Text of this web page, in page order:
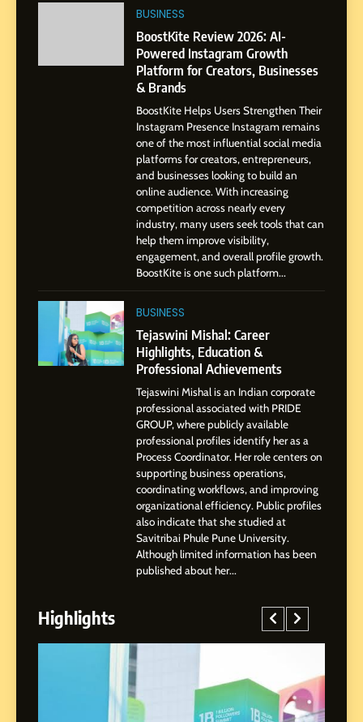
Professional Journey from
Pune to Dubai’s Business
Environment
SOCIAL MEDIA MANAGER
Dan Alexander: Crafting
Influence with Authenticity,
Storytelling, and Strategic
Presence
SOCIAL MEDIA INFLUENC
BoostKite Review 2026: AI-
Powered Instagram Growth
Platform for Creators,
Businesses & Brands
BUSINESS
Tejaswini Mishal: Career
Highlights, Education &
Professional Achievements
BUSINESS
Abhijit Mahankale: A
Professional Journey from
Shirdi to Dubai
SOCIAL MEDIA MANAGER
From Small Village to Dubai’s
Digital Landscape: The
Professional Rise of Rohit
SOCIAL MEDIA MANAGER
5
Chetna’s Journey: From a
SOCIAL MEDIA MANAGER
BUSINESS
BoostKite Review 2026: AI-
Powered Instagram Growth
Platform for Creators, Businesses
& Brands
BoostKite Helps Users Strengthen Their
Instagram Presence Instagram remains
one of the most influential social media
platforms for creators, entrepreneurs,
and businesses looking to build an
online audience. With increasing
competition across nearly every
industry, many users seek tools that can
help them improve visibility,
engagement, and overall profile growth.
BoostKite is one such platform...
BUSINESS
Tejaswini Mishal: Career
Highlights, Education &
Professional Achievements
Tejaswini Mishal is an Indian corporate
professional associated with PRIDE
GROUP, where publicly available
professional profiles identify her as a
Process Coordinator. Her role centers on
supporting business operations,
coordinating workflows, and improving
organizational efficiency. Public profiles
also indicate that she studied at
Savitribai Phule Pune University.
Although limited information has been
published about her...
Highlights